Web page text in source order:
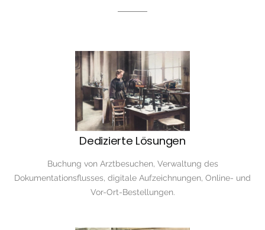
Dedizierte Lösungen
Buchung von Arztbesuchen, Verwaltung des
Dokumentationsflusses, digitale Aufzeichnungen, Online- und
Vor-Ort-Bestellungen.